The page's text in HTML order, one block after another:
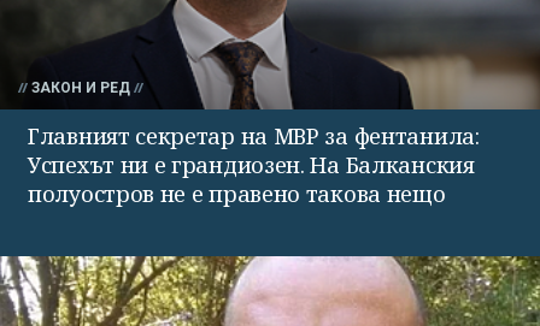
ЗАКОН И РЕД
Главният секретар на МВР за фентанила:
Успехът ни е грандиозен. На Балканския
полуостров не е правено такова нещо